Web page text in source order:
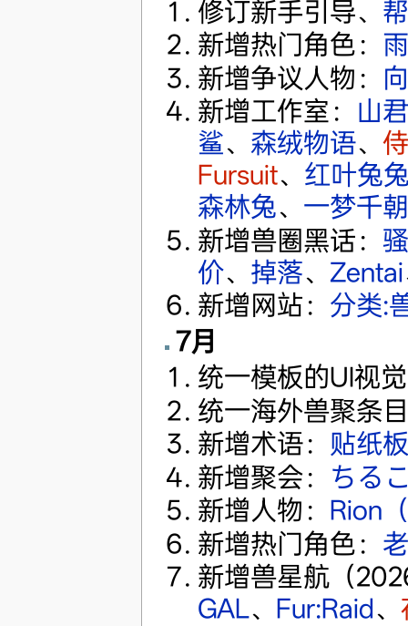
修订新手引导、
新增热门角色：
新增争议人物：
新增工作室： 山
鲨、 森绒物语、
Fursuit、 红叶兔
森林兔、 一梦千朝
新增兽圈黑话：
价、 掉落、 Zentai
新增网站： 分类:
7月
统一模板的UI视
统一海外兽聚条
新增术语： 贴纸板
新增聚会： ちる
新增人物： Rion
新增热门角色：
新增兽星航（
GAL、 Fur:Raid、